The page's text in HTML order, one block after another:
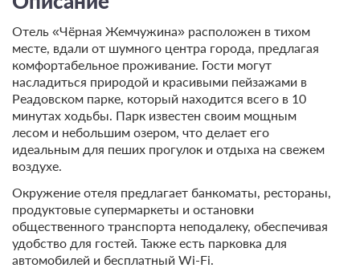
Отель «Чёрная Жемчужина» расположен в тихом
месте, вдали от шумного центра города, предлагая
комфортабельное проживание. Гости могут
насладиться природой и красивыми пейзажами в
Реадовском парке, который находится всего в 10
минутах ходьбы. Парк известен своим мощным
лесом и небольшим озером, что делает его
идеальным для пеших прогулок и отдыха на свежем
воздухе.
Окружение отеля предлагает банкоматы, рестораны,
продуктовые супермаркеты и остановки
общественного транспорта неподалеку, обеспечивая
удобство для гостей. Также есть парковка для
автомобилей и бесплатный Wi-Fi.